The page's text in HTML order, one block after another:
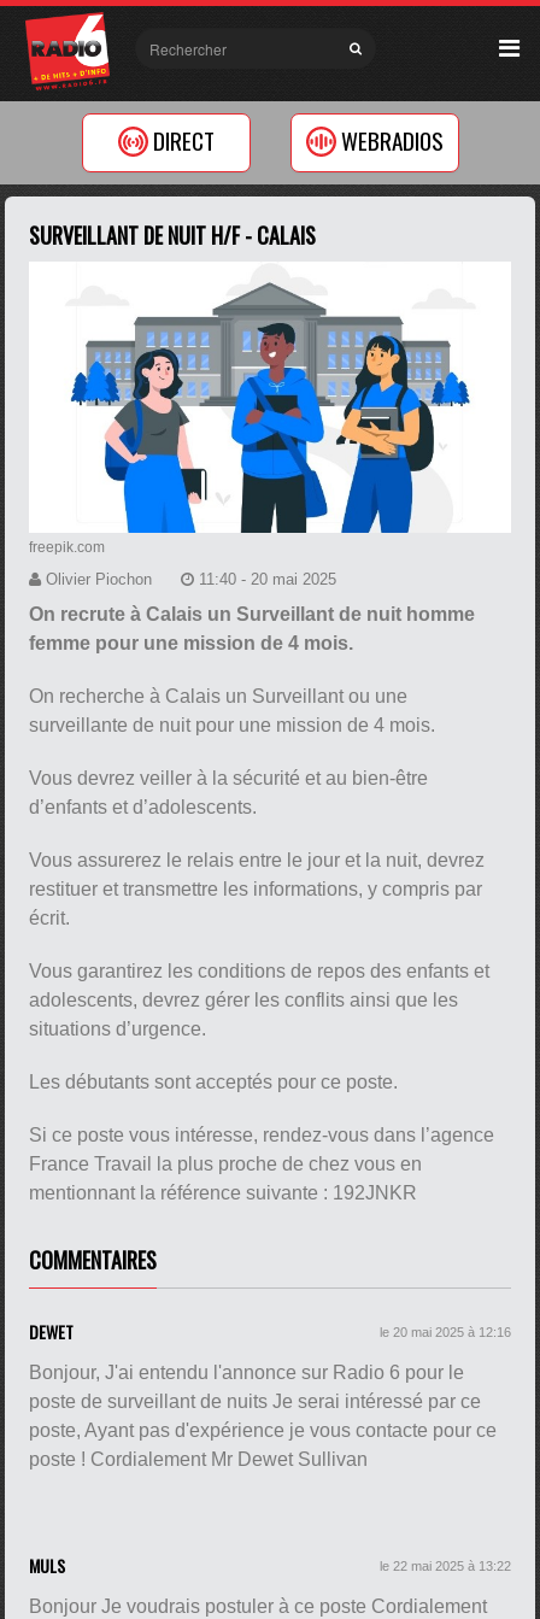
DIRECT WEBRADIOS
SURVEILLANT DE NUIT H/F - CALAIS
freepik.com
Olivier Piochon 11:40 - 20 mai 2025
On recrute à Calais un Surveillant de nuit homme
femme pour une mission de 4 mois.
On recherche à Calais un Surveillant ou une
surveillante de nuit pour une mission de 4 mois.
Vous devrez veiller à la sécurité et au bien-être
d’enfants et d’adolescents.
Vous assurerez le relais entre le jour et la nuit, devrez
restituer et transmettre les informations, y compris par
écrit.
Vous garantirez les conditions de repos des enfants et
adolescents, devrez gérer les conflits ainsi que les
situations d’urgence.
Les débutants sont acceptés pour ce poste.
Si ce poste vous intéresse, rendez-vous dans l’agence
France Travail la plus proche de chez vous en
mentionnant la référence suivante : 192JNKR
COMMENTAIRES
DEWET le 20 mai 2025 à 12:16
Bonjour, J'ai entendu l'annonce sur Radio 6 pour le
poste de surveillant de nuits Je serai intéressé par ce
poste, Ayant pas d'expérience je vous contacte pour ce
poste ! Cordialement Mr Dewet Sullivan
MULS le 22 mai 2025 à 13:22
Bonjour Je voudrais postuler à ce poste Cordialement